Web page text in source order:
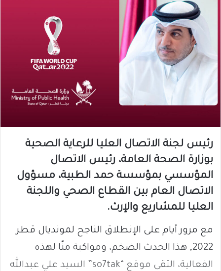
رئيس لجنة الاتصال العليا للرعاية الصحية
بوزارة الصحة العامة، رئيس الاتصال
المؤسسي بمؤسسة حمد الطبية، مسؤول
الاتصال العام بين القطاع الصحي واللجنة
العليا للمشاريع والإرث.
مع مرور أيام على الإنطلاق الناجح لمونديال قطر
2022, هذا الحدث الضخم، ومواكبة منّا لهذه
الفعالية، التقى موقع “so7tak” السيد علي عبدالله